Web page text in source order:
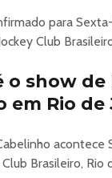
Janeiro
⚽
O brilho do palco.
dias de evento,
celebração do
para
Club
o show de
em Rio de
acontece
Brasileiro, Rio